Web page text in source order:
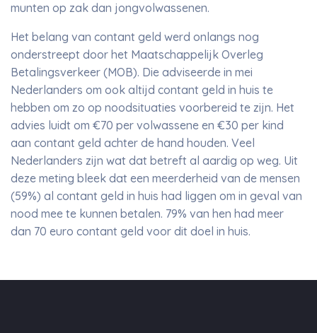
munten op zak dan jongvolwassenen.
Het belang van contant geld werd onlangs nog
onderstreept door het Maatschappelijk Overleg
Betalingsverkeer (MOB). Die adviseerde in mei
Nederlanders om ook altijd contant geld in huis te
hebben om zo op noodsituaties voorbereid te zijn. Het
advies luidt om €70 per volwassene en €30 per kind
aan contant geld achter de hand houden. Veel
Nederlanders zijn wat dat betreft al aardig op weg. Uit
deze meting bleek dat een meerderheid van de mensen
(59%) al contant geld in huis had liggen om in geval van
nood mee te kunnen betalen. 79% van hen had meer
dan 70 euro contant geld voor dit doel in huis.